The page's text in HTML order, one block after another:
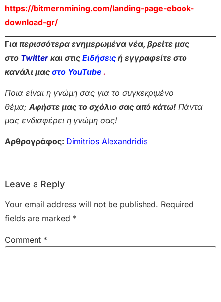
https://bitmernmining.com/landing-page-ebook-
download-gr/
Για περισσότερα ενημερωμένα νέα, βρείτε μας
στο Twitter και στις Ειδήσεις ή εγγραφείτε στο
κανάλι μας στο YouTube .
Ποια είναι η γνώμη σας για το συγκεκριμένο
θέμα; Αφήστε μας το σχόλιο σας από κάτω! Πάντα
μας ενδιαφέρει η γνώμη σας!
Αρθρογράφος: Dimitrios Alexandridis
Leave a Reply
Your email address will not be published. Required
fields are marked *
Comment *